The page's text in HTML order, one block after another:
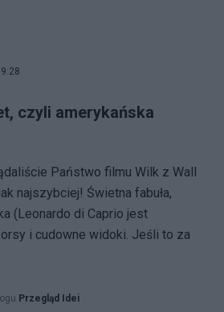
czyli amerykańska
Państwo filmu Wilk z Wall
najszybciej! Świetna fabuła,
(Leonardo di Caprio jest
i cudowne widoki. Jeśli to za
Przegląd Idei